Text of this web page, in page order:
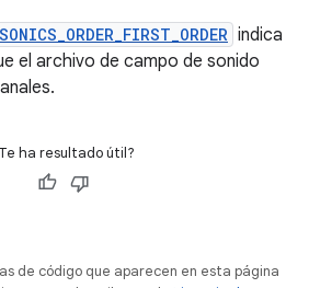
indica
el archivo de campo de sonido
ha resultado útil?
de código que aparecen en esta página